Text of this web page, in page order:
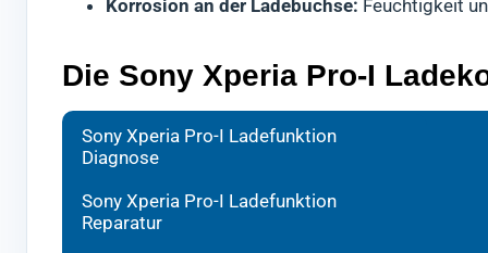
Korrosion an der Ladebuchse: Feuchtigkeit
Die Sony Xperia Pro-I
Sony Xperia Pro-I Ladefunktion
Diagnose
Sony Xperia Pro-I Ladefunktion
Reparatur